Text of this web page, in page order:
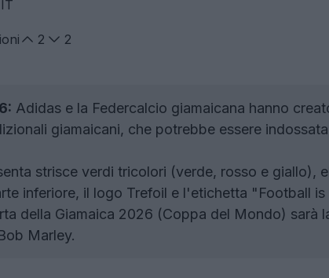
2
2
Adidas e la Federcalcio giamaicana hanno
giamaicani, che potrebbe essere
strisce verdi tricolori (verde, rosso e giallo),
inferiore, il logo Trefoil e l'etichetta "Football
della Giamaica 2026 (Coppa del Mondo) sarà
Marley.